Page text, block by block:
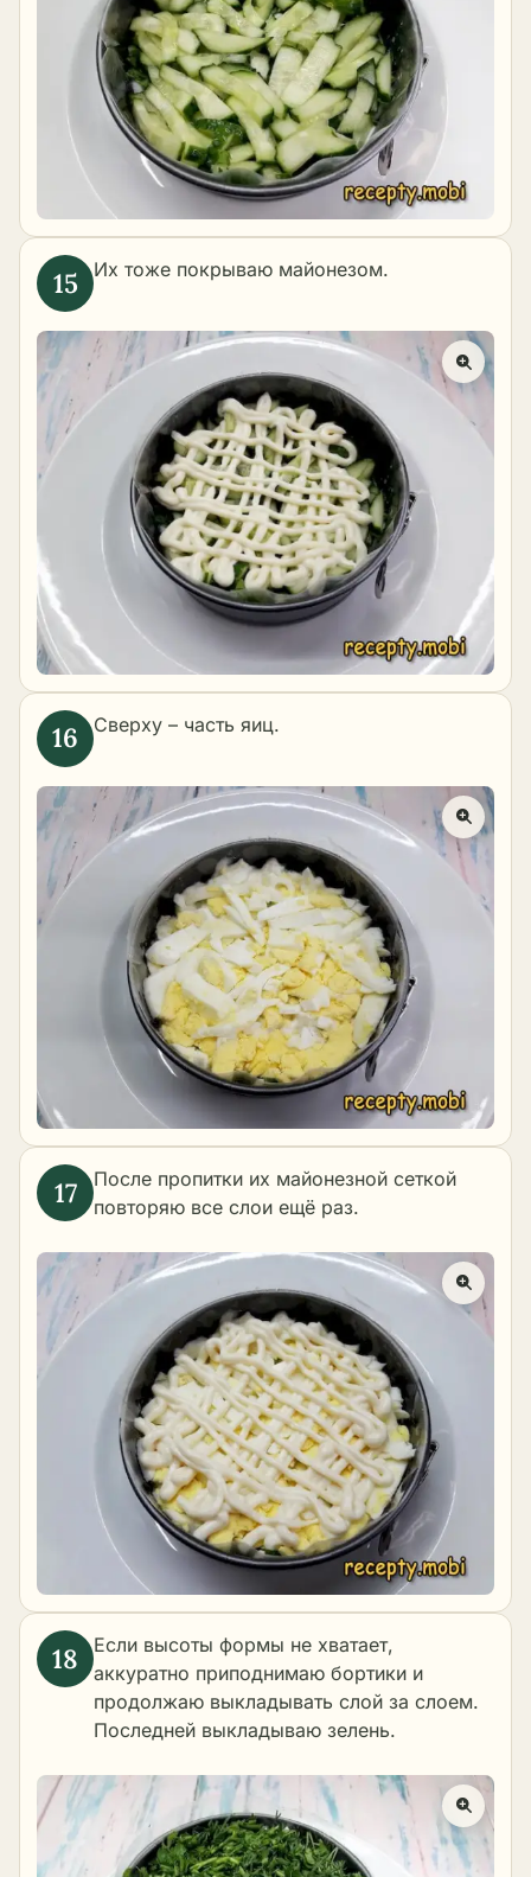
Их тоже покрываю майонезом.
Сверху – часть яиц.
После пропитки их майонезной сеткой
повторяю все слои ещё раз.
Если высоты формы не хватает,
аккуратно приподнимаю бортики и
продолжаю выкладывать слой за слоем.
Последней выкладываю зелень.